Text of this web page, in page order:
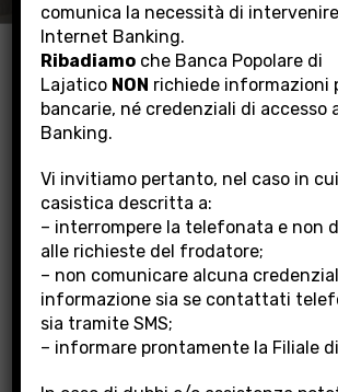
Home La Banca Investor Relations
BUY BACK BPLAJ
OPERAZIONE STRAORDINARIA
RIACQUISTO AZIONI – “BUY
sul mercato VORVEL
comunica la necessità di
Internet Banking.
Ribadiamo che Banca Popolare di
Lajatico NON richiede informazioni
bancarie, né credenziali di accesso
Banking.
Vi invitiamo pertanto, nel caso in
casistica descritta a:
– interrompere la telefonata e non
alle richieste del frodatore;
– non comunicare alcuna
informazione sia se contattati
sia tramite SMS;
– informare prontamente la Filiale